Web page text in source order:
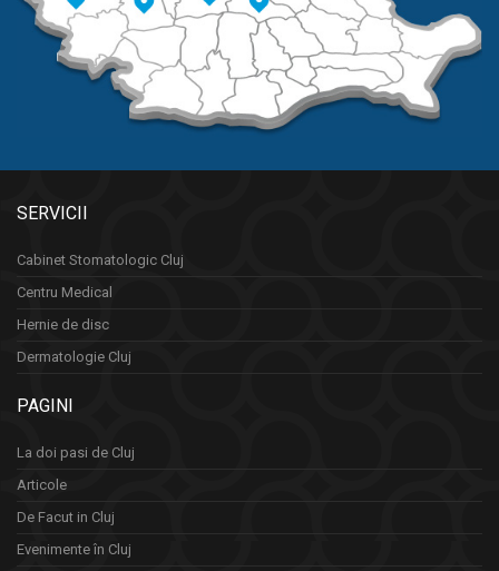
SERVICII
Cabinet Stomatologic Cluj
Centru Medical
Hernie de disc
Dermatologie Cluj
PAGINI
La doi pasi de Cluj
Articole
De Facut in Cluj
Evenimente în Cluj